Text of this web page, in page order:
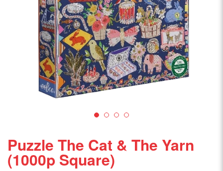
Puzzle The Cat & The Yarn
(1000p Square)